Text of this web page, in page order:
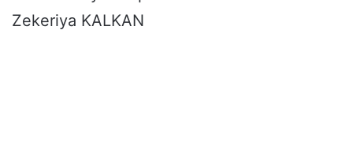
Zekeriya KALKAN